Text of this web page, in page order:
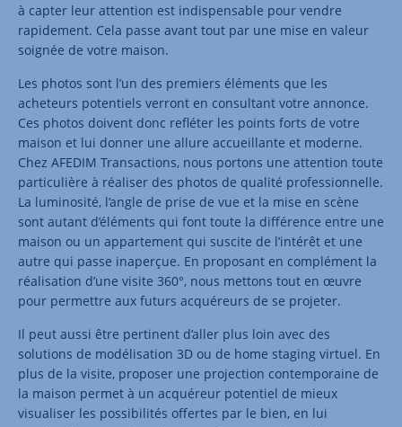
à capter leur attention est indispensable pour vendre
rapidement. Cela passe avant tout par une mise en valeur
soignée de votre maison.
Les photos sont l’un des premiers éléments que les
acheteurs potentiels verront en consultant votre annonce.
Ces photos doivent donc refléter les points forts de votre
maison et lui donner une allure accueillante et moderne.
Chez AFEDIM Transactions, nous portons une attention toute
particulière à réaliser des photos de qualité professionnelle.
La luminosité, l’angle de prise de vue et la mise en scène
sont autant d’éléments qui font toute la différence entre une
maison ou un appartement qui suscite de l’intérêt et une
autre qui passe inaperçue. En proposant en complément la
réalisation d’une visite 360°, nous mettons tout en œuvre
pour permettre aux futurs acquéreurs de se projeter.
Il peut aussi être pertinent d’aller plus loin avec des
solutions de modélisation 3D ou de home staging virtuel. En
plus de la visite, proposer une projection contemporaine de
la maison permet à un acquéreur potentiel de mieux
visualiser les possibilités offertes par le bien, en lui